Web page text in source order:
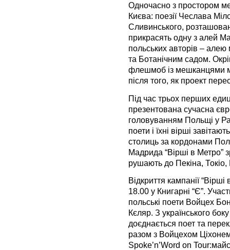
Одночасно з простором
Києва: поезії Чеслава
Сливинського,
прикрасять одну з алей
польських авторів –
та Ботанічним садом.
флешмоб із мешканцями
після того, як проект
Під час трьох перших
презентована сучасна
головуванням Польщі у
поети і їхні вірші
столиць за кордонами
Мадрида “Вірші в Метро”
рушають до Пекіна,
Відкриття кампанії
18.00 у Книгарні “Є”.
польські поети Войцех
Кєляр. З українського
доєднається поет та
разом з Войцехом
Spoke’n’Word on